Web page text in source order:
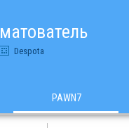
матователь
Despota
PAWN7